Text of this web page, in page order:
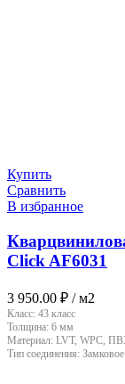
Купить
Сравнить
В избранное
Click AF6031
3 950.00 ₽ / м2
Класс: 43 класс
Толщина: 6 мм
Материал: LVT, WPC,
Тип соединения: Замковое